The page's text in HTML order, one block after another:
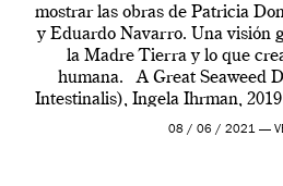
mostrar las obras de Patricia
y Eduardo Navarro. Una visión
la Madre Tierra y lo que
humana. A Great Seaweed
Intestinalis), Ingela Ihrman,
Madrid y la
08 / 06 / 2021 —